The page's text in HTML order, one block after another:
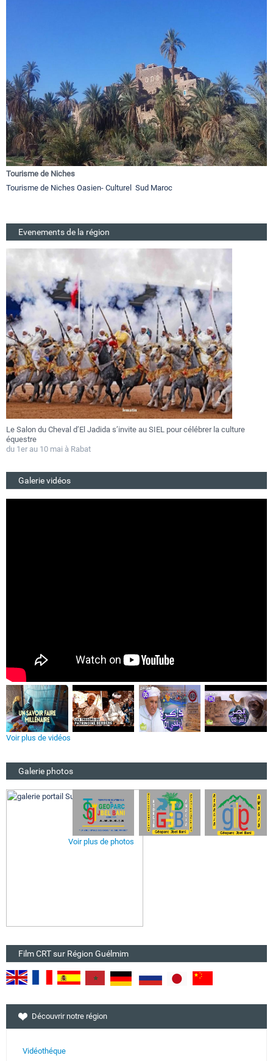
Tourisme de Niches
Tourisme de Niches Oasien- Culturel Sud Maroc
Evenements de la région
du Cheval d’El Jadida s’invite au SIEL pour célébrer la culture
au 10 mai à Rabat
Festival
Galerie vidéos
Voir plus de vidéos
Galerie photos
Voir plus de photos
Film CRT sur Région Guélmim
Découvrir notre région
Vidéothéque